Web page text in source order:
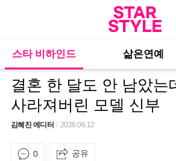
스타 비하인드 삶은연예
결혼 한 달도 안 남았는
사라져버린 모델 신부
김혜진 에디터 2026.06.12
0 공유